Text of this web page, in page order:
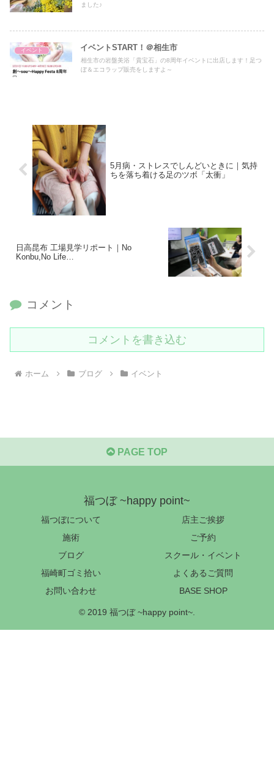
ました♪
イベント イベントSTART！＠相生市
相生市の岩盤美浴「貴宝石」の8周年イベントに出店します！足つ
ぼ＆エコラップ販売をしますよ～
5月病・ストレスでしんどいときに｜気持
ちを落ち着ける足のツボ「太衝」
日高昆布 工場見学リポート｜No
Konbu,No Life…
コメント
コメントを書き込む
ホーム ブログ イベント
PAGE TOP
福つぼ ~happy point~
福つぼについて
店主ご挨拶
施術
ご予約
ブログ
スクール・イベント
福崎町ゴミ拾い
よくあるご質問
お問い合わせ
BASE SHOP
© 2019 福つぼ ~happy point~.